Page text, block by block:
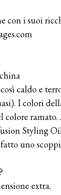
con i suoi
caldo e
I colori
colore
Styling
uno
extra.